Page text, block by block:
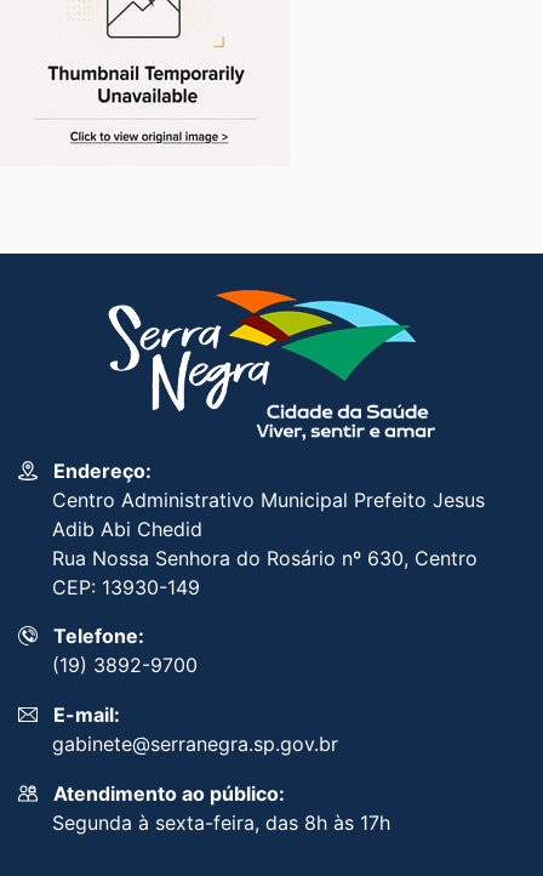
Endereço:
Centro Administrativo Municipal Prefeito Jesus
Adib Abi Chedid
Rua Nossa Senhora do Rosário nº 630, Centro
CEP: 13930-149
Telefone:
(19) 3892-9700
E-mail:
gabinete@serranegra.sp.gov.br
Atendimento ao público:
Segunda à sexta-feira, das 8h às 17h